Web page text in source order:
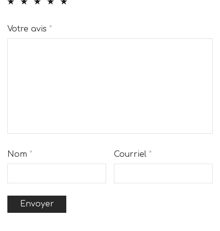
Votre avis *
Nom * Courriel *